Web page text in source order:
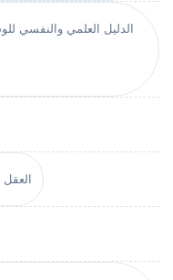
الدليل العلمي والنفسي